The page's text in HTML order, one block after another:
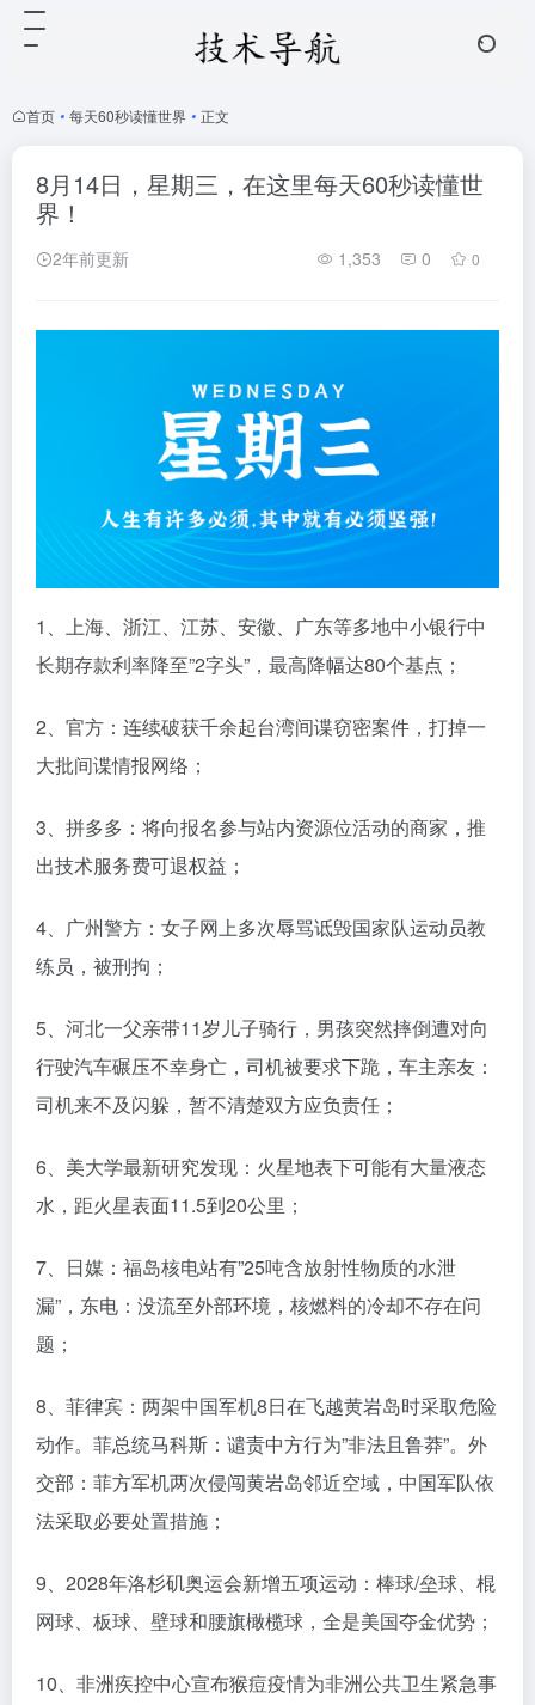
首页 • 每天60秒读懂世界 • 正文
8月14日，星期三，在这里每天60秒读懂世
界！
2年前更新 1,353 0 0
1、上海、浙江、江苏、安徽、广东等多地中小银行中
长期存款利率降至”2字头”，最高降幅达80个基点；
2、官方：连续破获千余起台湾间谍窃密案件，打掉一
大批间谍情报网络；
3、拼多多：将向报名参与站内资源位活动的商家，推
出技术服务费可退权益；
4、广州警方：女子网上多次辱骂诋毁国家队运动员教
练员，被刑拘；
5、河北一父亲带11岁儿子骑行，男孩突然摔倒遭对向
行驶汽车碾压不幸身亡，司机被要求下跪，车主亲友：
司机来不及闪躲，暂不清楚双方应负责任；
6、美大学最新研究发现：火星地表下可能有大量液态
水，距火星表面11.5到20公里；
7、日媒：福岛核电站有”25吨含放射性物质的水泄
漏”，东电：没流至外部环境，核燃料的冷却不存在问
题；
8、菲律宾：两架中国军机8日在飞越黄岩岛时采取危险
动作。菲总统马科斯：谴责中方行为”非法且鲁莽”。外
交部：菲方军机两次侵闯黄岩岛邻近空域，中国军队依
法采取必要处置措施；
9、2028年洛杉矶奥运会新增五项运动：棒球/垒球、棍
网球、板球、壁球和腰旗橄榄球，全是美国夺金优势；
10、非洲疾控中心宣布猴痘疫情为非洲公共卫生紧急事